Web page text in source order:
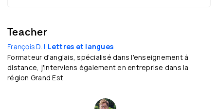
Teacher
François D. | Lettres et langues
Formateur d'anglais, spécialisé dans l'enseignement à
distance, j'interviens également en entreprise dans la
région Grand Est